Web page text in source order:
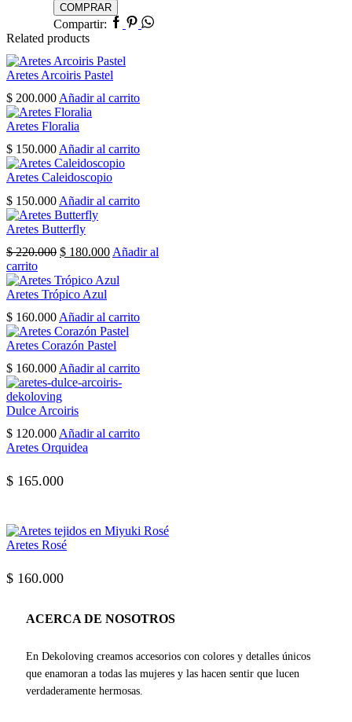
COMPRAR
Compartir: Facebook
Pinterest
Whatsapp
Related products
Aretes Arcoiris Pastel
$ 200.000 Añadir al carrito
Aretes Floralia
$ 150.000 Añadir al carrito
Aretes Caleidoscopio
$ 150.000 Añadir al carrito
Aretes Butterfly
$220.000 El
original
era:
$ 180.000El
actual
Añadir al
carrito
Aretes Trópico Azul
$ 160.000 Añadir al carrito
Aretes Corazón Pastel
$ 160.000 Añadir al carrito
Dulce Arcoiris
$ 120.000 Añadir al carrito
Aretes Orquidea
$ 165.000
Aretes Rosé
$ 160.000
ACERCA DE NOSOTROS
En Dekoloving creamos accesorios con colores y detalles únicos
que enamoran a todas las mujeres y las hacen sentir que lucen
verdaderamente hermosas.